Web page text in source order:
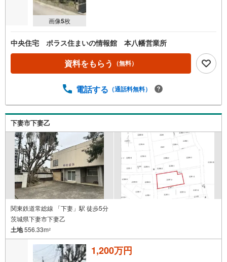
画像5枚
中央住宅 ポラス住まいの情報館 本八幡営業所
資料をもらう （無料）
電話する （通話料無料）
下妻市下妻乙
関東鉄道常総線 「下妻」駅 徒歩5分
茨城県下妻市下妻乙
土地556.33m2
1,200万円